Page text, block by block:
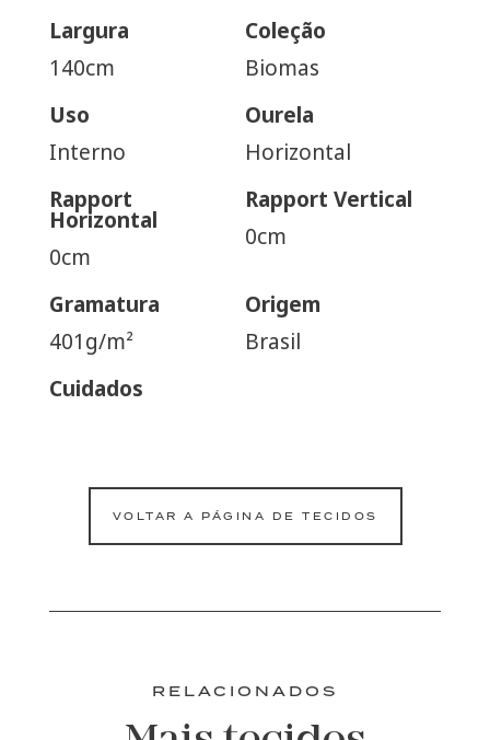
Largura
140cm
Coleção
Biomas
Uso
Interno
Ourela
Horizontal
Rapport
Horizontal
0cm
Rapport Vertical
0cm
Gramatura
401g/m²
Origem
Brasil
Cuidados
VOLTAR A PÁGINA DE TECIDOS
RELACIONADOS